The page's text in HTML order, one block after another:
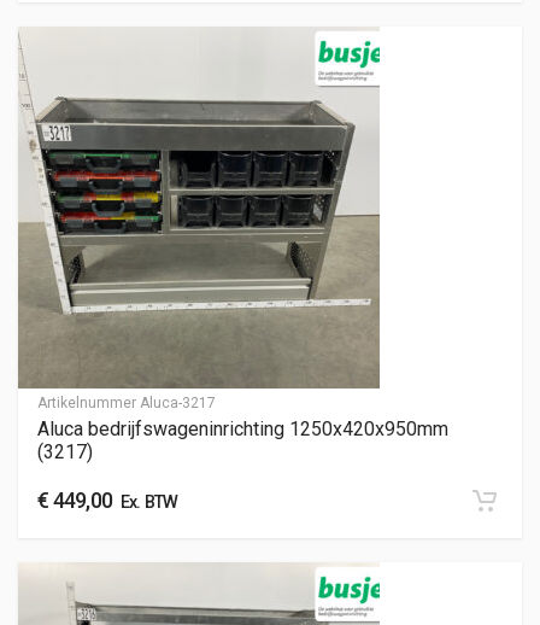
Artikelnummer Aluca-3217
Aluca bedrijfswageninrichting 1250x420x950mm
(3217)
€449,00Ex. BTW